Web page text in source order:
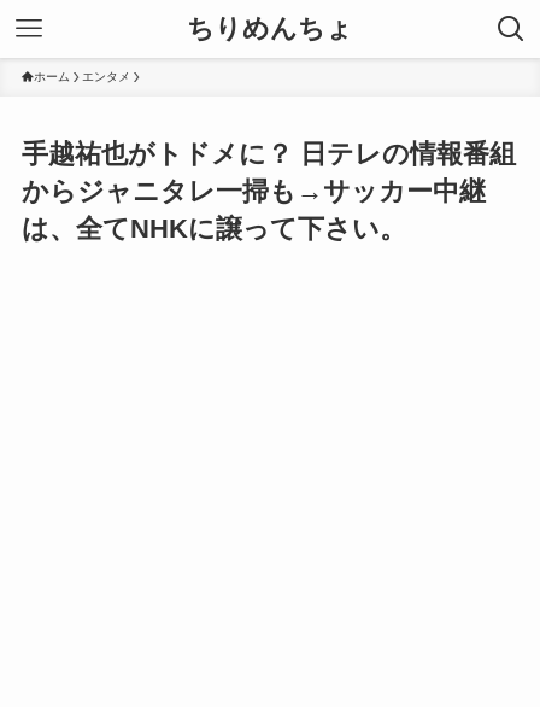
ちりめんちょ
ホーム エンタメ
手越祐也がトドメに？ 日テレの情報番組
からジャニタレ一掃も→サッカー中継
は、全てNHKに譲って下さい。